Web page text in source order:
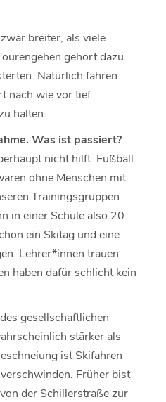
breiter, als viele
gehört dazu.
Natürlich fahren
nach wie vor tief
halten.
Was ist passiert?
nicht hilft. Fußball
ohne Menschen mit
Trainingsgruppen
in einer Schule also 20
ein Skitag und eine
Lehrer*innen trauen
haben dafür schlicht kein
gesellschaftlichen
stärker als
ist Skifahren
Früher bist
der Schillerstraße zur